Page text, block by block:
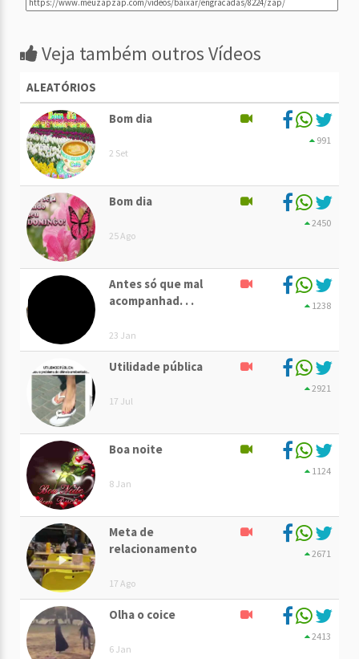
Veja também outros Vídeos
ALEATÓRIOS
Bom dia
2 Set
991
Bom dia
25 Ago
2450
Antes só que mal
acompanhad. . .
23 Jan
1238
Utilidade pública
17 Jul
2921
Boa noite
8 Jan
1124
Meta de
relacionamento
17 Ago
2671
Olha o coice
6 Jan
2413